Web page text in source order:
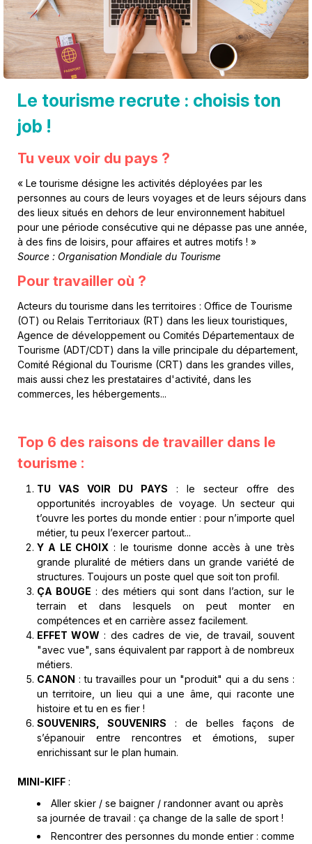
Le tourisme recrute : choisis ton
job !
Tu veux voir du pays ?
« Le tourisme désigne les activités déployées par les
personnes au cours de leurs voyages et de leurs séjours dans
des lieux situés en dehors de leur environnement habituel
pour une période consécutive qui ne dépasse pas une année,
à des fins de loisirs, pour affaires et autres motifs ! »
Source : Organisation Mondiale du Tourisme
Pour travailler où ?
Acteurs du tourisme dans les territoires : Office de Tourisme
(OT) ou Relais Territoriaux (RT) dans les lieux touristiques,
Agence de développement ou Comités Départementaux de
Tourisme (ADT/CDT) dans la ville principale du département,
Comité Régional du Tourisme (CRT) dans les grandes villes,
mais aussi chez les prestataires d'activité, dans les
commerces, les hébergements...
Top 6 des raisons de travailler dans le
tourisme :
TU VAS VOIR DU PAYS : le secteur offre des
opportunités incroyables de voyage. Un secteur qui
t’ouvre les portes du monde entier : pour n’importe quel
métier, tu peux l’exercer partout...
Y A LE CHOIX : le tourisme donne accès à une très
grande pluralité de métiers dans un grande variété de
structures. Toujours un poste quel que soit ton profil.
ÇA BOUGE : des métiers qui sont dans l’action, sur le
terrain et dans lesquels on peut monter en
compétences et en carrière assez facilement.
EFFET WOW : des cadres de vie, de travail, souvent
"avec vue", sans équivalent par rapport à de nombreux
métiers.
CANON : tu travailles pour un "produit" qui a du sens :
un territoire, un lieu qui a une âme, qui raconte une
histoire et tu en es fier !
SOUVENIRS, SOUVENIRS : de belles façons de
s’épanouir entre rencontres et émotions, super
enrichissant sur le plan humain.
MINI-KIFF :
Aller skier / se baigner / randonner avant ou après
sa journée de travail : ça change de la salle de sport !
Rencontrer des personnes du monde entier : comme